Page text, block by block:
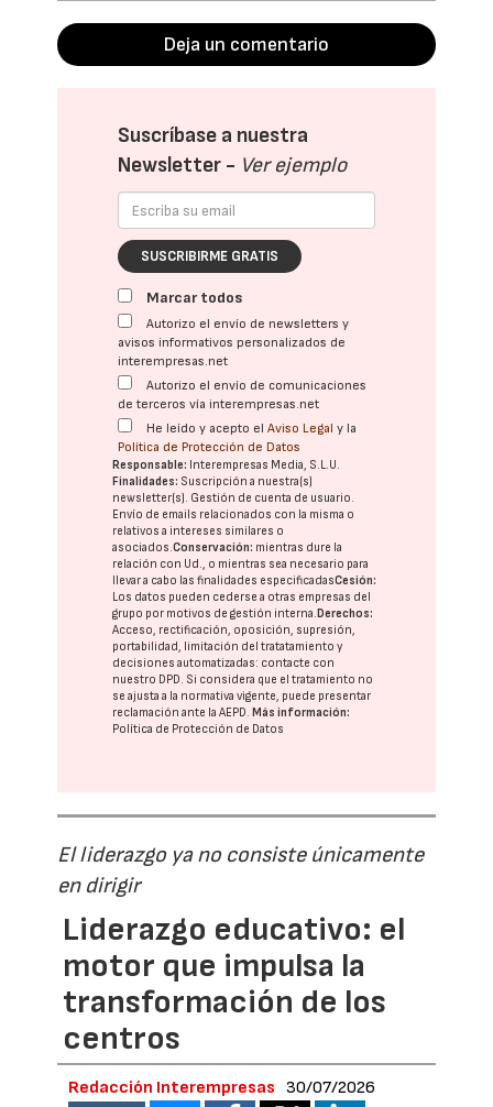
Deja un comentario
Suscríbase a nuestra
Newsletter - Ver ejemplo
SUSCRIBIRME GRATIS
Marcar todos
Autorizo el envío de newsletters y
avisos informativos personalizados de
interempresas.net
Autorizo el envío de comunicaciones
de terceros vía interempresas.net
He leído y acepto elAviso Legal y la
Política de Protección de Datos
Responsable: Interempresas Media, S.L.U.
Finalidades: Suscripción a nuestra(s)
newsletter(s). Gestión de cuenta de usuario.
Envío de emails relacionados con la misma o
relativos a intereses similares o
asociados.Conservación: mientras dure la
relación con Ud., o mientras sea necesario para
llevar a cabo las finalidades especificadasCesión:
Los datos pueden cederse a otras empresas del
grupo por motivos de gestión interna. Derechos:
Acceso, rectificación, oposición, supresión,
portabilidad, limitación del tratatamiento y
decisiones automatizadas: contacte con
nuestro DPD. Si considera que el tratamiento no
se ajusta a la normativa vigente, puede presentar
reclamación ante laAEPD. Más información:
Política de Protección de Datos
El liderazgo ya no consiste únicamente
en dirigir
Liderazgo educativo: el
motor que impulsa la
transformación de los
centros
Redacción Interempresas 30/07/2026